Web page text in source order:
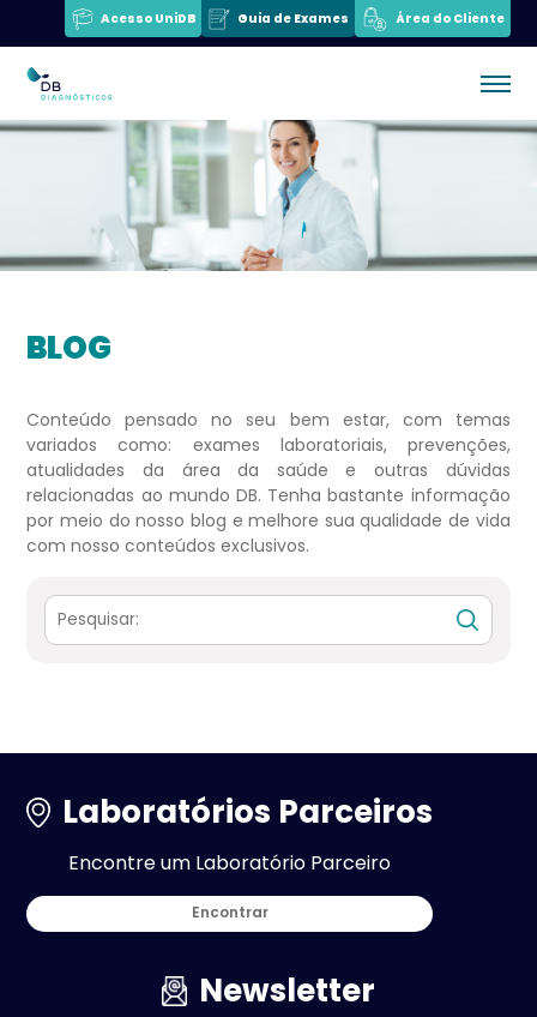
Acesso UniDB Guia de Exames Área do Cliente
BLOG
Conteúdo pensado no seu bem estar, com temas
variados como: exames laboratoriais, prevenções,
atualidades da área da saúde e outras dúvidas
relacionadas ao mundo DB. Tenha bastante informação
por meio do nosso blog e melhore sua qualidade de vida
com nosso conteúdos exclusivos.
Laboratórios Parceiros
Encontre um Laboratório Parceiro
Encontrar
Newsletter